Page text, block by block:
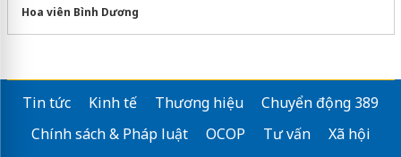
Hoa viên Bình Dương
Tin tức Kinh tế Thương hiệu
Chuyển động 389
Chính sách & Pháp luật
OCOP Tư vấn
Xã hội